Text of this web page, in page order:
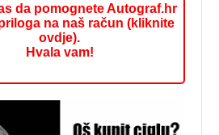
da pomognete Autograf.hr
na naš račun (kliknite
ovdje).
Hvala vam!